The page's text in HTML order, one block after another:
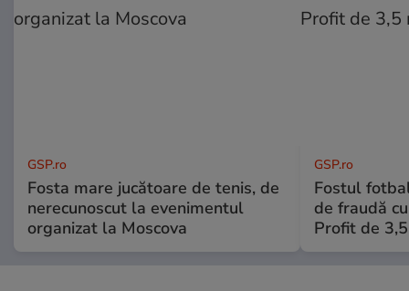
GSP.ro
Fosta mare jucătoare de tenis, de
nerecunoscut la evenimentul
organizat la Moscova
GSP.ro
Fostul
de fraudă
Profit de